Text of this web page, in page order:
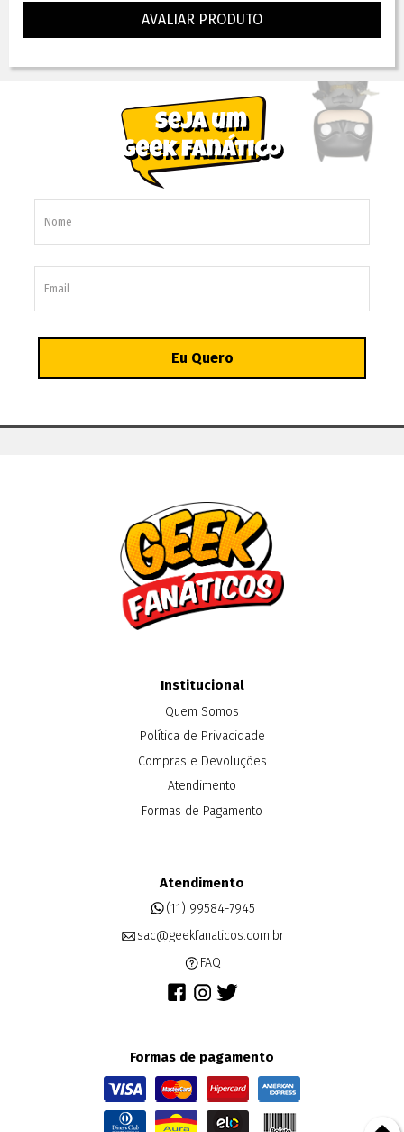
AVALIAR PRODUTO
Institucional
Quem Somos
Política de Privacidade
Compras e Devoluções
Atendimento
Formas de Pagamento
Atendimento
(11) 99584-7945
sac@geekfanaticos.com.br
FAQ
Formas de pagamento